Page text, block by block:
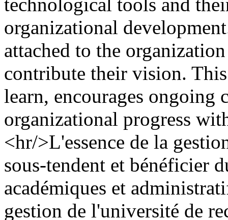
organizational
attached to the
contribute their vision.
learn, encourages
organizational progress
<hr/>L'essence de la
sous-tendent et bénéficier
académiques et
gestion de l'université de